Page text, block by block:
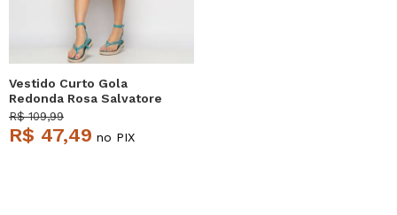
Vestido Curto Gola
Redonda Rosa Salvatore
R$ 109,99
R$ 47,49 no PIX